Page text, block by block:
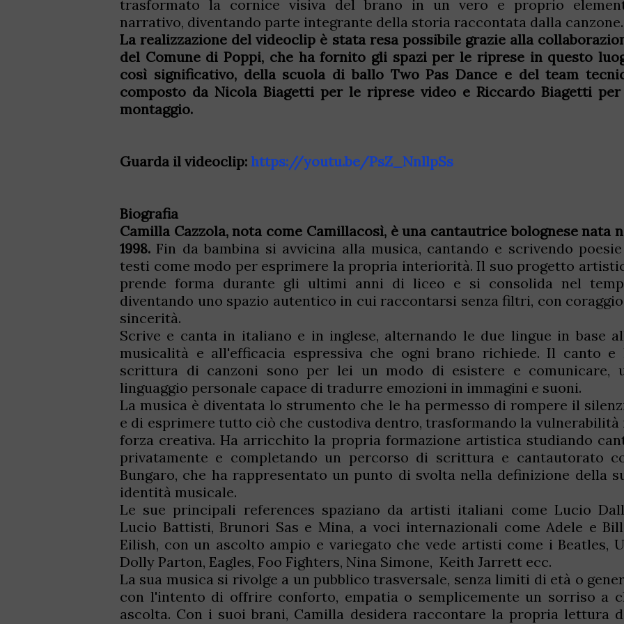
trasformato la cornice visiva del brano in un vero e proprio
narrativo, diventando parte integrante della storia raccontata dalla canzone.
La realizzazione del videoclip è stata resa possibile grazie alla
del Comune di Poppi, che ha fornito gli spazi per le riprese in questo
così significativo, della scuola di ballo Two Pas Dance e del team
composto da Nicola Biagetti per le riprese video e Riccardo Biagetti
montaggio.
Guarda il videoclip: https://youtu.be/PsZ_NnllpSs
Biografia
Camilla Cazzola, nota come Camillacosì, è una cantautrice bolognese nata
1998.Fin da bambina si avvicina alla musica, cantando e scrivendo
testi come modo per esprimere la propria interiorità. Il suo progetto
prende forma durante gli ultimi anni di liceo e si consolida nel
diventando uno spazio autentico in cui raccontarsi senza filtri, con
sincerità.
Scrive e canta in italiano e in inglese, alternando le due lingue in base
musicalità e all'efficacia espressiva che ogni brano richiede. Il canto e
scrittura di canzoni sono per lei un modo di esistere e comunicare,
linguaggio personale capace di tradurre emozioni in immagini e suoni.
La musica è diventata lo strumento che le ha permesso di rompere il
e di esprimere tutto ciò che custodiva dentro, trasformando la vulnerabilità
forza creativa. Ha arricchito la propria formazione artistica studiando
privatamente e completando un percorso di scrittura e cantautorato
Bungaro, che ha rappresentato un punto di svolta nella definizione della
identità musicale.
Le sue principali references spaziano da artisti italiani come Lucio
Lucio Battisti, Brunori Sas e Mina, a voci internazionali come Adele e
Eilish, con un ascolto ampio e variegato che vede artisti come i Beatles,
Dolly Parton, Eagles, Foo Fighters, Nina Simone, Keith Jarrett ecc.
La sua musica si rivolge a un pubblico trasversale, senza limiti di età o
con l'intento di offrire conforto, empatia o semplicemente un sorriso a
ascolta. Con i suoi brani, Camilla desidera raccontare la propria lettura